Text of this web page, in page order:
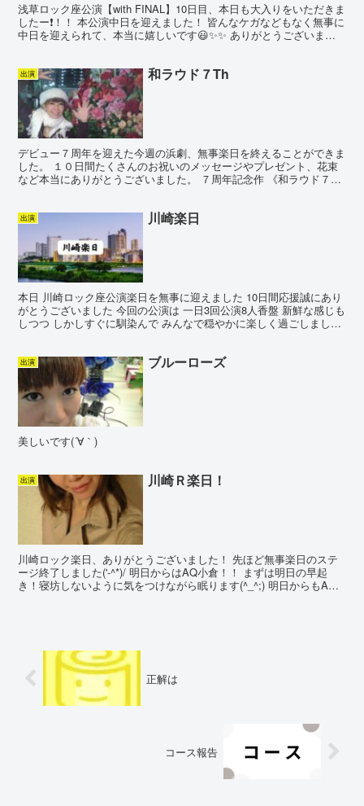
浅草ロック座公演【with FINAL】10日目、本日も大入りをいただきま
したー❗️！！ 本公演中日を迎えました！ 皆んなケガなどもなく無事に
中日を迎えられて、本当に嬉しいです😃✨✨ ありがとうございま
出演 和ラウド７Th
デビュー７周年を迎えた今週の浜劇、無事楽日を終えることができま
した。 １０日間たくさんのお祝いのメッセージやプレゼント、花束
など本当にありがとうございました。 ７周年記念作 《和ラウド７
出演 川崎楽日
本日 川崎ロック座公演楽日を無事に迎えました 10日間応援誠にあり
がとうございました 今回の公演は 一日3回公演8人香盤 新鮮な感じも
しつつ しかしすぐに馴染んで みんなで穏やかに楽しく過ごしました
出演 ブルーローズ
美しいです(´∀｀)
出演 川崎Ｒ楽日！
川崎ロック楽日、ありがとうございました！ 先ほど無事楽日のステ
ージ終了しました('-^*)/ 明日からはAQ小倉！！ まずは明日の早起
き！寝坊しないように気をつけながら眠ります(^_^;) 明日からもAQ
正解は
コース報告